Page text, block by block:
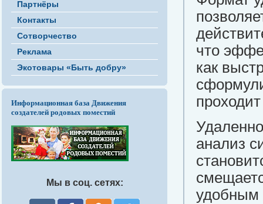
Партнёры
Контакты
Сотворчество
Реклама
Экотовары «Быть добру»
Информационная база Движения
создателей родовых поместий
Мы в соц. сетях:
что
как
анализ
удобным